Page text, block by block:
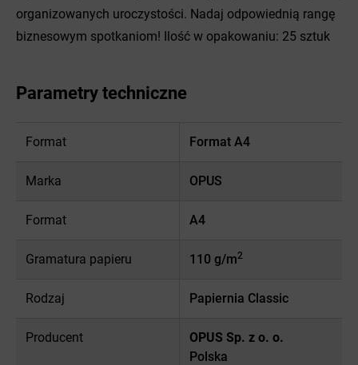
organizowanych uroczystości. Nadaj odpowiednią rangę
biznesowym spotkaniom! Ilość w opakowaniu: 25 sztuk
Parametry techniczne
Format Format A4
Marka OPUS
Format A4
Gramatura papieru 110 g/m2
Rodzaj Papiernia Classic
Producent
OPUS Sp. z o. o.
Polska